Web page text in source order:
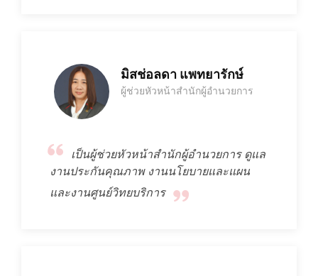
มิสช่อลดา แพทยารักษ์
ผู้ช่วยหัวหน้าสำนักผู้อำนวยการ
เป็นผู้ช่วยหัวหน้าสำนักผู้อำนวยการ ดูแล
งานประกันคุณภาพ งานนโยบายและแผน
และงานศูนย์วิทยบริการ